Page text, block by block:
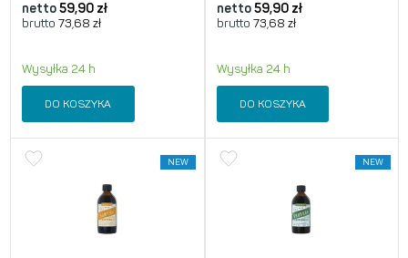
netto59,90 zł
brutto 73,68 zł
Wysyłka 24 h
DO KOSZYKA
netto 59,90 zł
brutto 73,68 zł
Wysyłka 24 h
DO KOSZYKA
NEW NEW